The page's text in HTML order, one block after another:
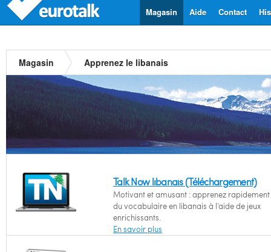
Contact
Aide
Magasin
Magasin Apprenez le libanais
Talk Now libanais (Téléchargement)
Motivant et amusant : apprenez rapidement
du vocabulaire en libanais à l’aide de jeux
enrichissants.
En savoir plus